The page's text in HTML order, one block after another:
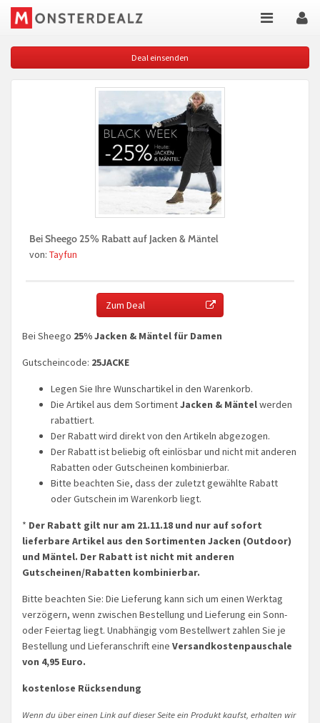
Deal einsenden
Bei Sheego 25% Rabatt auf Jacken & Mäntel
von: Tayfun
Zum Deal
Bei Sheego 25% Jacken & Mäntel für Damen
Gutscheincode: 25JACKE
Legen Sie Ihre Wunschartikel in den Warenkorb.
Die Artikel aus dem SortimentJacken & Mäntelwerden
rabattiert.
Der Rabatt wird direkt von den Artikeln abgezogen.
Der Rabatt ist beliebig oft einlösbar und nicht mit anderen
Rabatten oder Gutscheinen kombinierbar.
Bitte beachten Sie, dass der zuletzt gewählte Rabatt
oder Gutschein im Warenkorb liegt.
* Der Rabatt gilt nur am 21.11.18 und nur auf sofort
lieferbare Artikel aus den Sortimenten Jacken (Outdoor)
und Mäntel. Der Rabatt ist nicht mit anderen
Gutscheinen/Rabatten kombinierbar.
Bitte beachten Sie: Die Lieferung kann sich um einen Werktag
verzögern, wenn zwischen Bestellung und Lieferung ein Sonn-
oder Feiertag liegt. Unabhängig vom Bestellwert zahlen Sie je
Bestellung und Lieferanschrift eine Versandkostenpauschale
von 4,95 Euro.
kostenlose Rücksendung
Wenn du über einen Link auf dieser Seite ein Produkt kaufst, erhalten wir